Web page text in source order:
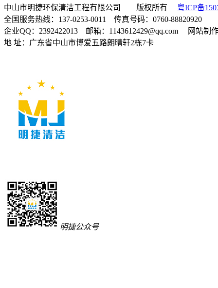
中山市明捷环保清洁工程有限公司 版权所有 粤ICP备
全国服务热线：137-0253-0011 传真号码：0760-88820920
企业QQ：2392422013 邮箱：1143612429@qq.com 网站制
地 址：广东省中山市博爱五路朗晴轩2栋7卡
明捷公众号